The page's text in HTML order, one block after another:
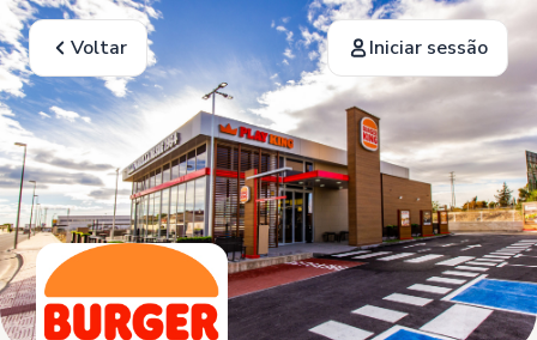
Voltar Iniciar sessão